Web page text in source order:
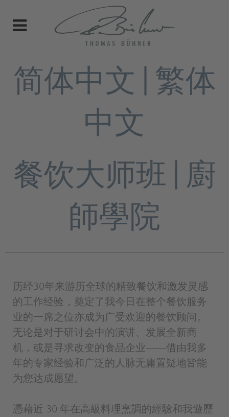
简体中文 | 繁体
中文
餐饮大师班 | 廚
師學院
历经30年来游历全球的精致餐饮和激发灵感
的工作经验，奠定了我今日在整个餐饮服务
业的一席之位亦成为广受欢迎的餐饮顾问。
无论是对于研讨会中的演讲、发展全新商
机，或是寻求改变的食品企业——借由我多
年的专家经验和广泛的人脉无庸置疑地皆能
为您达成愿望。
憑藉近 30 年在高級料理烹調的經驗和我遊歷